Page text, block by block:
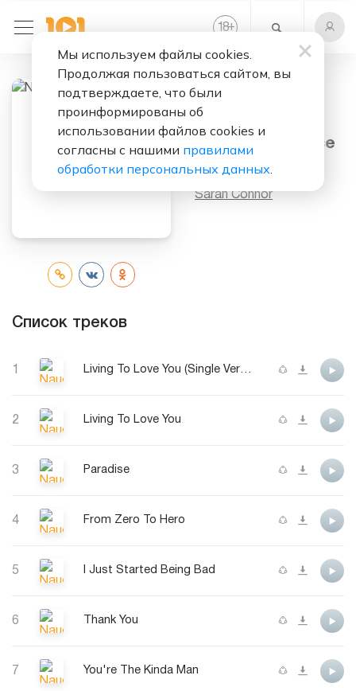
18+
Слушать бесплатно
Naughty But Nice
Исполнитель:
Sarah Connor
Список треков
1 Living To Love You (Single Version)
2 Living To Love You
3 Paradise
4 From Zero To Hero
5 I Just Started Being Bad
6 Thank You
7 You're The Kinda Man
Мы используем файлы cookies.
Продолжая пользоваться сайтом, вы
подтверждаете, что были
проинформированы об
использовании файлов cookies и
согласны с нашими правилами
обработки персональных данных.